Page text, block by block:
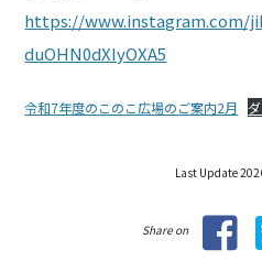
https://www.instagram.com/
duOHN0dXIyOXA5
令和7年度のこのこ広場のご案内2月
Last Update
Share on